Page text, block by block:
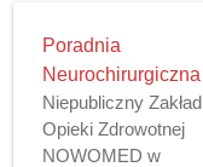
Poradnia
Neurochirurgiczna
Niepubliczny Zakład
Opieki Zdrowotnej
NOWOMED w